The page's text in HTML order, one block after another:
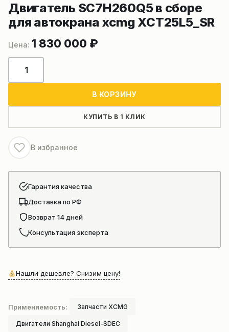
Двигатель SC7H260Q5 в сборе
для автокрана xcmg XCT25L5_SR
1 830 000 ₽
товара
сборе
для
автокрана
В КОРЗИНУ
КУПИТЬ В 1 КЛИК
В избранное
Гарантия качества
Доставка по РФ
Возврат 14 дней
Консультация эксперта
Нашли дешевле? Снизим цену!
Применяемость: Запчасти XCMG
Двигатели Shanghai Diesel-SDEC